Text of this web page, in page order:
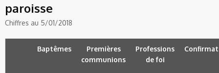
paroisse
Chiffres au 5/01/2018
Baptêmes
Premières
communions
Professions
de foi